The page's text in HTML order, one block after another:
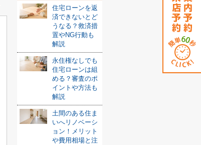
住宅ローンを返
済できないとど
うなる？救済措
置やNG行動も
解説
永住権なしでも
住宅ローンは組
める？審査のポ
イントや方法も
解説
土間のある住ま
いへリノベーシ
ョン！メリット
や費用相場と注